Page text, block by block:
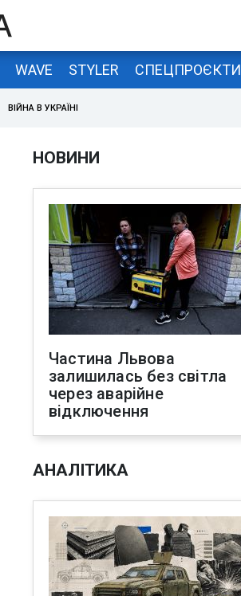
WAVE STYLER СПЕЦПРОЄКТИ
ВІЙНА В УКРАЇНІ
НОВИНИ
Частина Львова
залишилась без світла
через аварійне
відключення
АНАЛІТИКА